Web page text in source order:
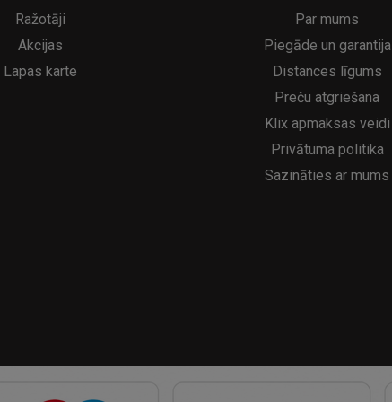
29.95€ 21.95€
Ražotāji
Akcijas
Lapas karte
Par mums
Piegāde un garantija
Distances līgums
Preču atgriešana
Klix apmaksas veidi
Privātuma politika
Sazināties ar mums